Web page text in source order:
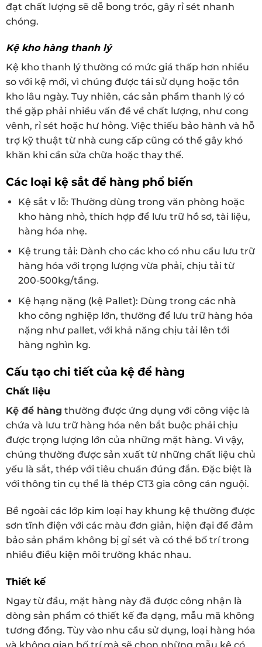
đạt chất lượng sẽ dễ bong tróc, gây rỉ sét nhanh
chóng.
Kệ kho hàng thanh lý
Kệ kho thanh lý thường có mức giá thấp hơn nhiều
so với kệ mới, vì chúng được tái sử dụng hoặc tồn
kho lâu ngày. Tuy nhiên, các sản phẩm thanh lý có
thể gặp phải nhiều vấn đề về chất lượng, như cong
vênh, rỉ sét hoặc hư hỏng. Việc thiếu bảo hành và hỗ
trợ kỹ thuật từ nhà cung cấp cũng có thể gây khó
khăn khi cần sửa chữa hoặc thay thế.
Các loại kệ sắt để hàng phổ biến
Kệ sắt v lỗ: Thường dùng trong văn phòng hoặc
kho hàng nhỏ, thích hợp để lưu trữ hồ sơ, tài liệu,
hàng hóa nhẹ.
Kệ trung tải: Dành cho các kho có nhu cầu lưu trữ
hàng hóa với trọng lượng vừa phải, chịu tải từ
200-500kg/tầng.
Kệ hạng nặng (kệ Pallet): Dùng trong các nhà
kho công nghiệp lớn, thường để lưu trữ hàng hóa
nặng như pallet, với khả năng chịu tải lên tới
hàng nghìn kg.
Cấu tạo chi tiết của kệ để hàng
Chất liệu
Kệ để hàng thường được ứng dụng với công việc là
chứa và lưu trữ hàng hóa nên bắt buộc phải chịu
được trọng lượng lớn của những mặt hàng. Vì vậy,
chúng thường được sản xuất từ những chất liệu chủ
yếu là sắt, thép với tiêu chuẩn đúng đắn. Đặc biệt là
với thông tin cụ thể là thép CT3 gia công cán nguội.
Bề ngoài các lớp kim loại hay khung kệ thường được
sơn tĩnh điện với các màu đơn giản, hiện đại để đảm
bảo sản phẩm không bị gỉ sét và có thể bố trí trong
nhiều điều kiện môi trường khác nhau.
Thiết kế
Ngay từ đầu, mặt hàng này đã được công nhận là
dòng sản phẩm có thiết kế đa dạng, mẫu mã không
tương đồng. Tùy vào nhu cầu sử dụng, loại hàng hóa